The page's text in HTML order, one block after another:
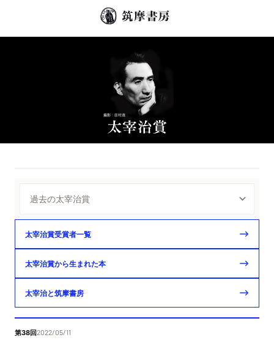
太宰治賞受賞者一覧
太宰治賞から生まれた本
太宰治と筑摩書房
第38回2022/05/11